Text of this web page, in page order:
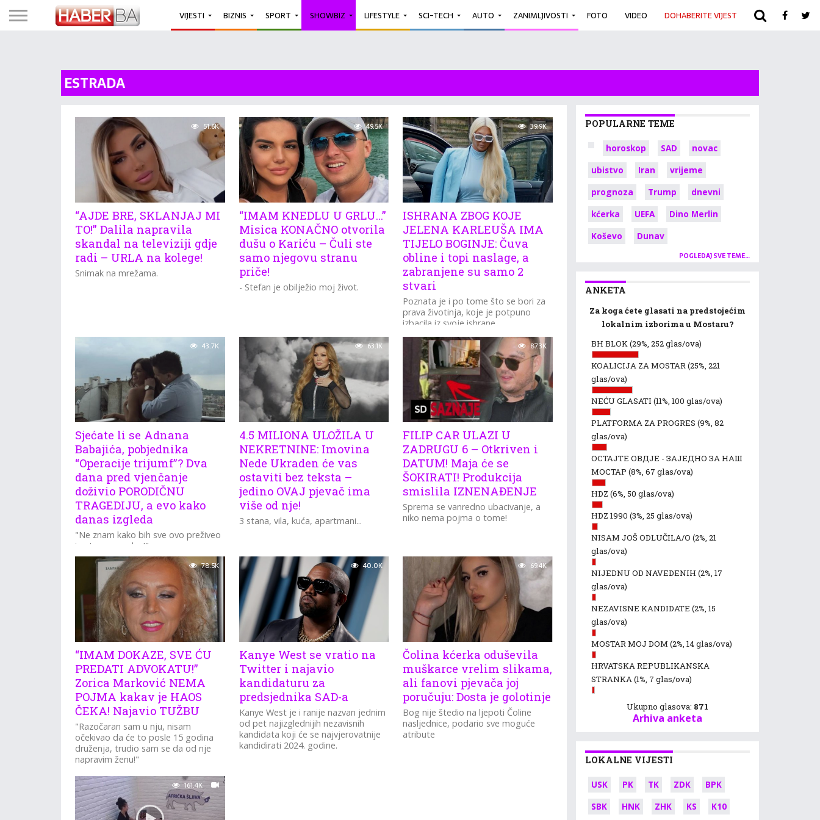
VIJESTI BIZNIS SPORT SHOWBIZ LIFESTYLE SCI-TECH AUTO ZANIMLJIVOSTI FOTO VIDEO DOHABERITE VIJEST ARHIVA
ESTRADA
51.6K
“AJDE BRE, SKLANJAJ MI
TO!” Dalila napravila
skandal na televiziji gdje
radi – URLA na kolege!
Snimak na mrežama.
49.5K
“IMAM KNEDLU U GRLU…”
Misica KONAČNO otvorila
dušu o Kariću – Čuli ste
samo njegovu stranu
priče!
- Stefan je obilježio moj život.
39.9K
ISHRANA ZBOG KOJE
JELENA KARLEUŠA IMA
TIJELO BOGINJE: Čuva
obline i topi naslage, a
zabranjene su samo 2
stvari
Poznata je i po tome što se bori za
prava životinja, koje je potpuno
izbacila iz svoje ishrane...
43.7K
Sjećate li se Adnana
Babajića, pobjednika
“Operacije trijumf”? Dva
dana pred vjenčanje
doživio PORODIČNU
TRAGEDIJU, a evo kako
danas izgleda
"Ne znam kako bih sve ovo preživeo
i ostao normalan!"
63.1K
4.5 MILIONA ULOŽILA U
NEKRETNINE: Imovina
Nede Ukraden će vas
ostaviti bez teksta –
jedino OVAJ pjevač ima
više od nje!
3 stana, vila, kuća, apartmani...
87.3K
FILIP CAR ULAZI U
ZADRUGU 6 – Otkriven i
DATUM! Maja će se
ŠOKIRATI! Produkcija
smislila IZNENAĐENJE
Sprema se vanredno ubacivanje, a
niko nema pojma o tome!
78.5K
“IMAM DOKAZE, SVE ĆU
PREDATI ADVOKATU!”
Zorica Marković NEMA
POJMA kakav je HAOS
ČEKA! Najavio TUŽBU
"Razočaran sam u nju, nisam
očekivao da će to posle 15 godina
druženja, trudio sam se da od nje
napravim ženu!"
40.0K
Kanye West se vratio na
Twitter i najavio
kandidaturu za
predsjednika SAD-a
Kanye West je i ranije nazvan jednim
od pet najizglednijih nezavisnih
kandidata koji će se najvjerovatnije
kandidirati 2024. godine.
69.4K
Čolina kćerka oduševila
muškarce vrelim slikama,
ali fanovi pjevača joj
poručuju: Dosta je golotinje
Bog nije štedio na ljepoti Čoline
nasljednice, podario sve moguće
atribute
161.4K
POPULARNE TEME
horoskop SAD
novac
ubistvo
Iran
vrijeme
prognoza
Trump
dnevni
kćerka
UEFA
Dino Merlin
Koševo
Dunav
POGLEDAJ SVE TEME…
ANKETA
Za koga ćete glasati na predstojećim
lokalnim izborima u Mostaru?
BH BLOK(29%, 252 glas/ova)
KOALICIJA ZA MOSTAR(25%, 221
glas/ova)
NEĆU GLASATI (11%, 100 glas/ova)
PLATFORMA ZA PROGRES (9%, 82
glas/ova)
ОСТАЈТЕ ОВДЈЕ - ЗАЈЕДНО ЗА НАШ
МОСТАР (8%, 67 glas/ova)
HDZ (6%, 50 glas/ova)
HDZ 1990 (3%, 25 glas/ova)
NISAM JOŠ ODLUČILA/O (2%, 21
glas/ova)
NIJEDNU OD NAVEDENIH (2%, 17
glas/ova)
NEZAVISNE KANDIDATE (2%, 15
glas/ova)
MOSTAR MOJ DOM (2%, 14 glas/ova)
HRVATSKA REPUBLIKANSKA
STRANKA(1%, 7 glas/ova)
Ukupno glasova: 871
Arhiva anketa
LOKALNE VIJESTI
USK PK TK ZDK
BPK
SBK
HNK ZHK KS
K10